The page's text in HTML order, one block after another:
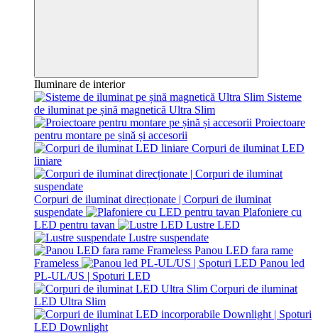
Iluminare de interior
Sisteme
de iluminat pe șină magnetică Ultra Slim
Proiectoare
pentru montare pe șină și accesorii
Corpuri de iluminat LED
liniare
Corpuri de iluminat direcționate | Corpuri de iluminat
suspendate
Plafoniere cu
LED pentru tavan
Lustre LED
Lustre suspendate
Panou LED fara rame
Frameless
Panou led
PL-UL/US | Spoturi LED
Corpuri de iluminat
LED Ultra Slim